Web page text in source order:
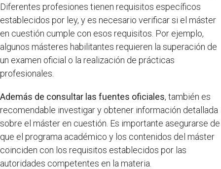
Diferentes profesiones tienen requisitos específicos
establecidos por ley, y es necesario verificar si el máster
en cuestión cumple con esos requisitos. Por ejemplo,
algunos másteres habilitantes requieren la superación de
un examen oficial o la realización de prácticas
profesionales.
Además de consultar las fuentes oficiales, también es
recomendable investigar y obtener información detallada
sobre el máster en cuestión. Es importante asegurarse de
que el programa académico y los contenidos del máster
coinciden con los requisitos establecidos por las
autoridades competentes en la materia.